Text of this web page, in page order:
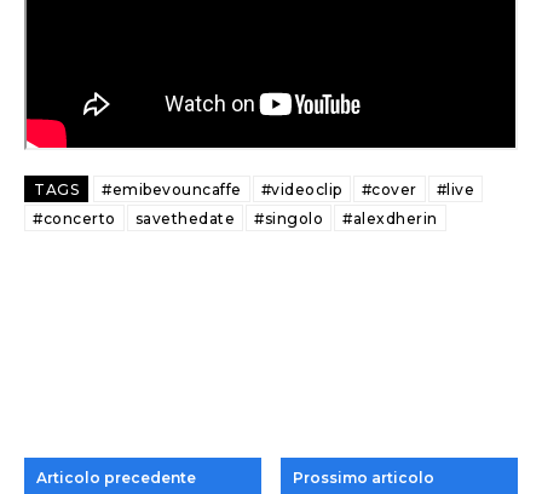
TAGS #emibevouncaffe #videoclip #cover
#live
#concerto
savethedate #singolo #alexdherin
Articolo precedente Prossimo articolo